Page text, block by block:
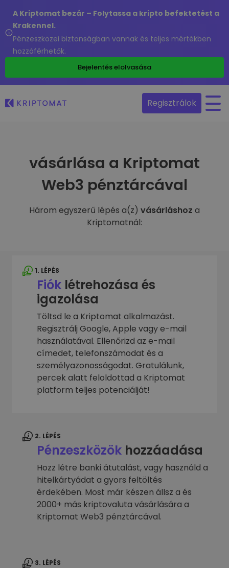
A Kriptomat bezár – Folytassa a kripto befektetést a
Krakennel.
Pénzeszközei biztonságban vannak és teljes mértékben
hozzáférhetők.
Bejelentés elolvasása
Regisztrálok
vásárlása a Kriptomat
Web3 pénztárcával
Három egyszerű lépés a(z) vásárláshoz a
Kriptomatnál:
1. LÉPÉS
Fiók létrehozása és
igazolása
Töltsd le a Kriptomat alkalmazást.
Regisztrálj Google, Apple vagy e-mail
használatával. Ellenőrizd az e-mail
címedet, telefonszámodat és a
személyazonosságodat. Gratulálunk,
percek alatt feloldottad a Kriptomat
platform teljes potenciálját!
2. LÉPÉS
Pénzeszközök hozzáadása
Hozz létre banki átutalást, vagy használd a
hitelkártyádat a gyors feltöltés
érdekében. Most már készen állsz a és
2000+ más kriptovaluta vásárlására a
Kriptomat Web3 pénztárcával.
3. LÉPÉS